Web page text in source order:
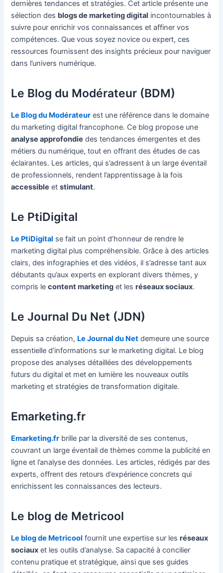
dernières tendances et stratégies. Cet article présente une
sélection des blogs de marketing digital incontournables à
suivre pour enrichir vos connaissances et affiner vos
compétences. Que vous soyez novice ou expert, ces
ressources fournissent des insights précieux pour naviguer
dans l’univers numérique.
Le Blog du Modérateur (BDM)
Le Blog du Modérateur est une référence dans le domaine
du marketing digital francophone. Ce blog propose une
analyse approfondie des tendances émergentes et des
métiers du numérique, tout en offrant des études de cas
éclairantes. Les articles, qui s’adressent à un large éventail
de professionnels, rendent l’apprentissage à la fois
accessible etstimulant.
Le PtiDigital
Le PtiDigital se fait un point d’honneur de rendre le
marketing digital plus compréhensible. Grâce à des articles
clairs, des infographies et des vidéos, il s’adresse tant aux
débutants qu’aux experts en explorant divers thèmes, y
compris lecontent marketing et lesréseaux sociaux.
Le Journal Du Net (JDN)
Depuis sa création, Le Journal du Net demeure une source
essentielle d’informations sur le marketing digital. Le blog
propose des analyses détaillées des développements
futurs du digital et met en lumière les nouveaux outils
marketing et stratégies de transformation digitale.
Emarketing.fr
Emarketing.fr brille par la diversité de ses contenus,
couvrant un large éventail de thèmes comme la publicité en
ligne et l’analyse des données. Les articles, rédigés par des
experts, offrent des retours d’expérience concrets qui
enrichissent les connaissances des lecteurs.
Le blog de Metricool
Le blog de Metricool fournit une expertise sur lesréseaux
sociaux et les outils d’analyse. Sa capacité à concilier
contenu pratique et stratégique, ainsi que ses guides